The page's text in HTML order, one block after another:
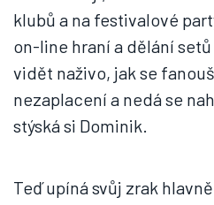
klubů a na festivalové
on-line hraní a dělání
vidět naživo, jak se
nezaplacení a nedá se
stýská si Dominik.
Teď upíná svůj zrak